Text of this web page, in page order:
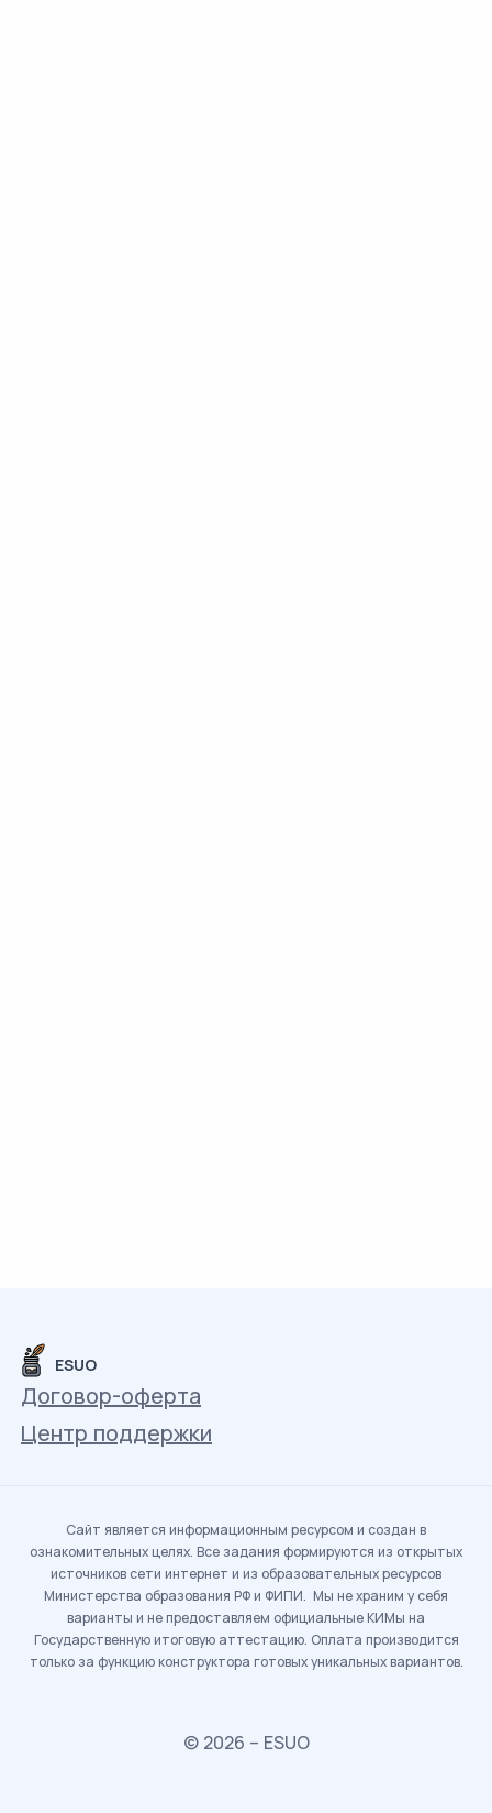
ESUO
Договор-оферта
Центр поддержки
Сайт является информационным ресурсом и создан в
ознакомительных целях. Все задания формируются из открытых
источников сети интернет и из образовательных ресурсов
Министерства образования РФ и ФИПИ. Мы не храним у себя
варианты и не предоставляем официальные КИМы на
Государственную итоговую аттестацию. Оплата производится
только за функцию конструктора готовых уникальных вариантов.
© 2026 – ESUO